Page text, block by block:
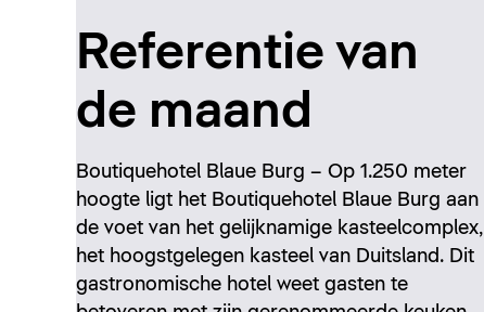
Referentie van
de maand
Boutiquehotel Blaue Burg – Op 1.250 meter
hoogte ligt het Boutiquehotel Blaue Burg aan
de voet van het gelijknamige kasteelcomplex,
het hoogstgelegen kasteel van Duitsland. Dit
gastronomische hotel weet gasten te